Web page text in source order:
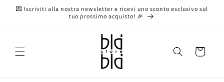
direttamente
💌 Iscriviti alla nostra newsletter e ricevi uno sconto esclusivo sul
tuo prossimo acquisto! 🎉
Carrello